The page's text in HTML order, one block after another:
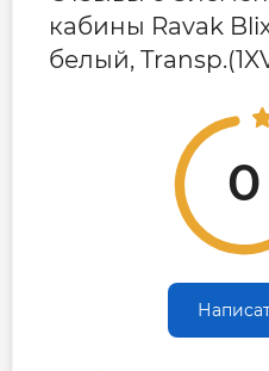
кабины Ravak
белый,
0